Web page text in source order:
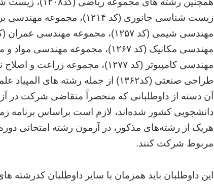
طراحی صنعتی (کد۱۳۶۲) از جمله رشته های المپیاد علمی است.
آن دسته از داوطلبانی که منحصراً متقاضی شرکت در
دانشجویی کشور شده‌اند، لازم است براساس برنامه
هریک از رشته‌های مذکور، در آزمون رشته امتحانی
مربوط شرکت کنند.